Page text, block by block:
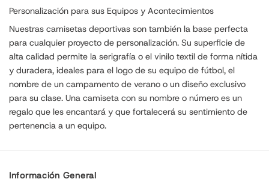
Personalización para sus Equipos y Acontecimientos
Nuestras camisetas deportivas son también la base perfecta
para cualquier proyecto de personalización. Su superficie de
alta calidad permite la serigrafía o el vinilo textil de forma nítida
y duradera, ideales para el logo de su equipo de fútbol, el
nombre de un campamento de verano o un diseño exclusivo
para su clase. Una camiseta con su nombre o número es un
regalo que les encantará y que fortalecerá su sentimiento de
pertenencia a un equipo.
Información General